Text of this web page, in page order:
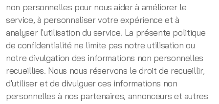
non personnelles pour nous aider à améliorer le
service, à personnaliser votre expérience et à
analyser l'utilisation du service. La présente politique
de confidentialité ne limite pas notre utilisation ou
notre divulgation des informations non personnelles
recueillies. Nous nous réservons le droit de recueillir,
d'utiliser et de divulguer ces informations non
personnelles à nos partenaires, annonceurs et autres